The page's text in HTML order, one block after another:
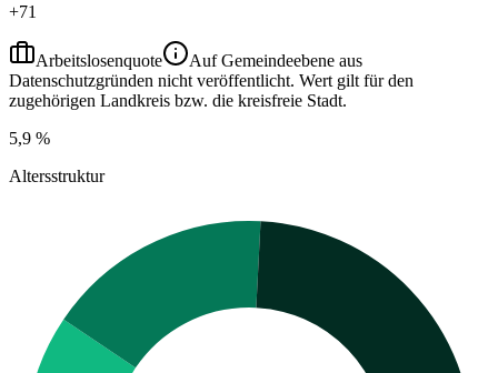
+71
Arbeitslosenquote
Auf Gemeindeebene aus
Datenschutzgründen nicht veröffentlicht. Wert gilt für den
zugehörigen Landkreis bzw. die kreisfreie Stadt.
5,9 %
Altersstruktur